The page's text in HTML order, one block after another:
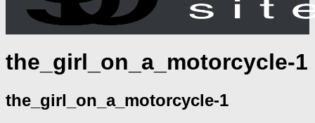
the_girl_on_a_motorcycle-1
the_girl_on_a_motorcycle-1